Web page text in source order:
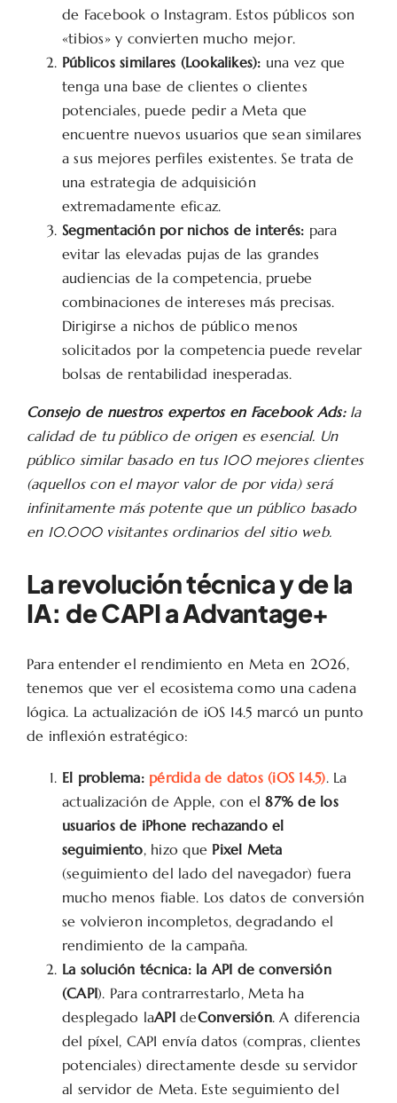
de Facebook o Instagram. Estos públicos son
«tibios» y convierten mucho mejor.
Públicos similares (Lookalikes): una vez que
tenga una base de clientes o clientes
potenciales, puede pedir a Meta que
encuentre nuevos usuarios que sean similares
a sus mejores perfiles existentes. Se trata de
una estrategia de adquisición
extremadamente eficaz.
Segmentación por nichos de interés: para
evitar las elevadas pujas de las grandes
audiencias de la competencia, pruebe
combinaciones de intereses más precisas.
Dirigirse a nichos de público menos
solicitados por la competencia puede revelar
bolsas de rentabilidad inesperadas.
Consejo de nuestros expertos en Facebook Ads:la
calidad de tu público de origen es esencial. Un
público similar basado en tus 100 mejores clientes
(aquellos con el mayor valor de por vida) será
infinitamente más potente que un público basado
en 10.000 visitantes ordinarios del sitio web.
La revolución técnica y de la
IA: de CAPI a Advantage+
Para entender el rendimiento en Meta en 2026,
tenemos que ver el ecosistema como una cadena
lógica. La actualización de iOS 14.5 marcó un punto
de inflexión estratégico:
El problema: pérdida de datos (iOS 14.5). La
actualización de Apple, con el87% de los
usuarios de iPhone rechazando el
seguimiento, hizo que Pixel Meta
(seguimiento del lado del navegador) fuera
mucho menos fiable. Los datos de conversión
se volvieron incompletos, degradando el
rendimiento de la campaña.
La solución técnica: la API de conversión
(CAPI). Para contrarrestarlo, Meta ha
desplegado laAPIdeConversión. A diferencia
del píxel, CAPI envía datos (compras, clientes
potenciales) directamente desde su servidor
al servidor de Meta. Este seguimiento del